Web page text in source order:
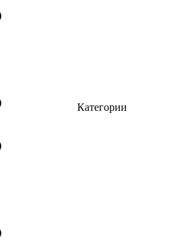
Категории